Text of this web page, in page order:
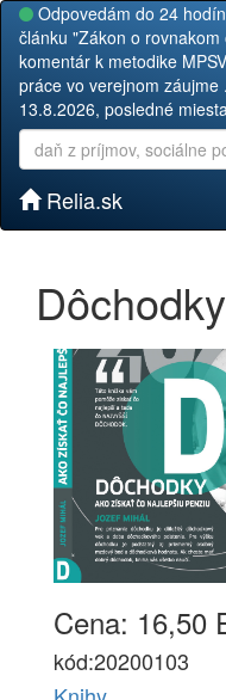
Odpovedám do 24
článku "Zákon o
komentár k metodike
práce vo verejnom
13.8.2026, posledné
Relia.sk
Cena: 16,50
kód:20200103